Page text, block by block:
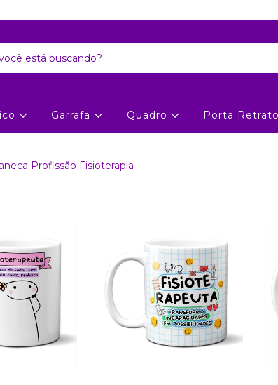
Garrafa Quadro Porta Retrato
Profissão Fisioterapia